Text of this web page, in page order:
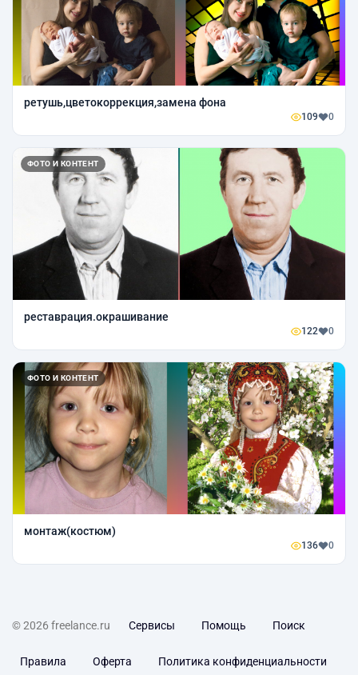
ретушь,цветокоррекция,замена фона
109 0
ФОТО И КОНТЕНТ
реставрация.окрашивание
122 0
ФОТО И КОНТЕНТ
монтаж(костюм)
136 0
© 2026 freelance.ru Сервисы Помощь Поиск
Правила Оферта Политика конфиденциальности